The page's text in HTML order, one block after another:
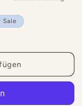
Sale